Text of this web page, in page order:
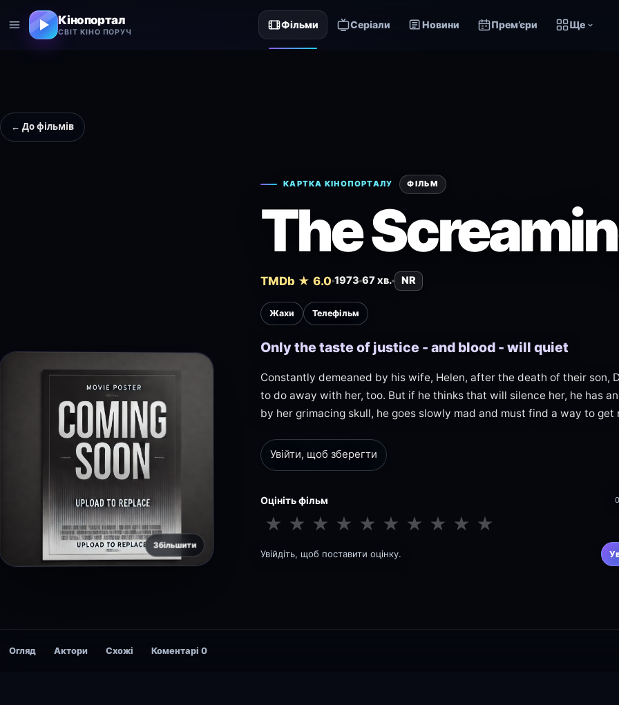
Кінопортал
СВІТ КІНО ПОРУЧ
Фільми Серіали Новини Прем’єри Ще
← До фільмів
Збільшити
КАРТКА КІНОПОРТАЛУ ФІЛЬМ
The
TMDb ★ 6.0 1973 67 хв. NR
Жахи Телефільм
Only the taste of justice - and blood - will quiet
Constantly demeaned by his wife, Helen, after the death of their son,
to do away with her, too. But if he thinks that will silence her, he has
by her grimacing skull, he goes slowly mad and must find a way to get
Увійти, щоб зберегти
Оцініть фільм
★ ★ ★ ★ ★ ★ ★ ★ ★ ★
Увійдіть, щоб поставити оцінку.
Огляд Актори Схожі Коментарі 0